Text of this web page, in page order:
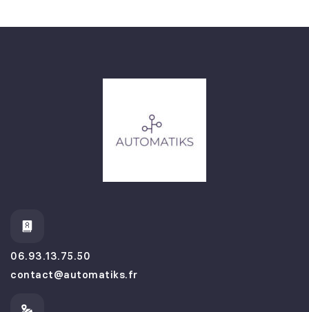
06.93.13.75.50
contact@automatiks.fr